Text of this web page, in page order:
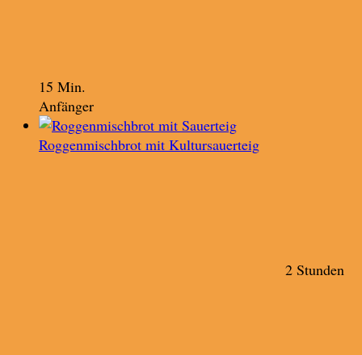
15 Min.
Anfänger
Roggenmischbrot mit Kultursauerteig
2 Stunden